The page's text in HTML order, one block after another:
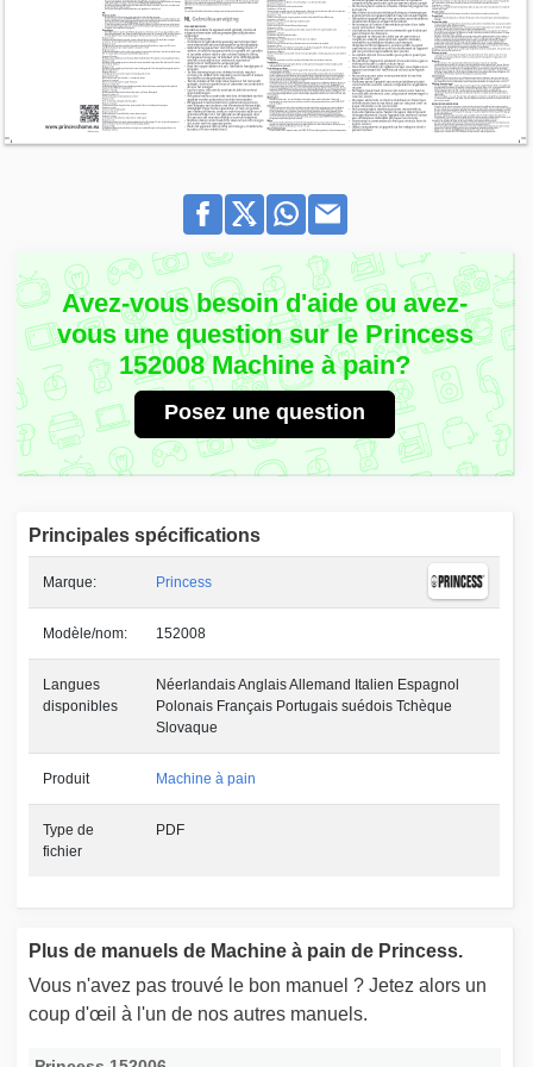
Avez-vous besoin d'aide ou avez-
vous une question sur le Princess
152008 Machine à pain?
Posez une question
Principales spécifications
Marque: Princess
Modèle/nom: 152008
Langues
disponibles
Néerlandais Anglais Allemand Italien Espagnol
Polonais Français Portugais suédois Tchèque
Slovaque
Produit Machine à pain
Type de
fichier
PDF
Plus de manuels de Machine à pain de Princess.
Vous n'avez pas trouvé le bon manuel ? Jetez alors un
coup d'œil à l'un de nos autres manuels.